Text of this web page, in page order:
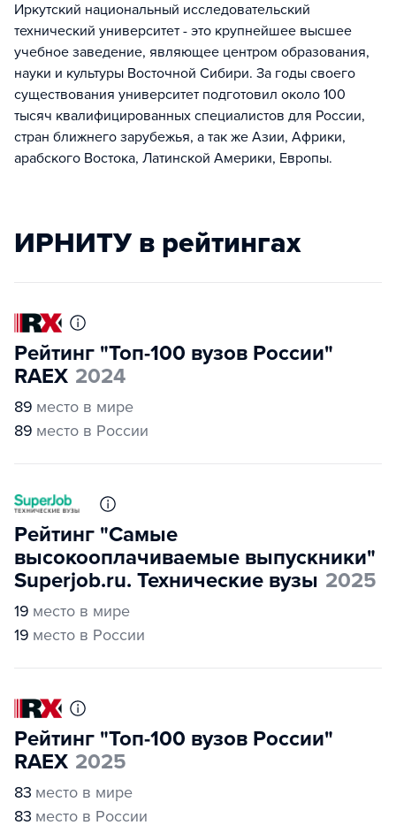
Иркутский национальный исследовательский
технический университет - это крупнейшее высшее
учебное заведение, являющее центром образования,
науки и культуры Восточной Сибири. За годы своего
существования университет подготовил около 100
тысяч квалифицированных специалистов для России,
стран ближнего зарубежья, а так же Азии, Африки,
арабского Востока, Латинской Америки, Европы.
ИРНИТУ в рейтингах
Рейтинг "Топ-100 вузов России"
RAEX 2024
89 место в мире
89 место в России
Рейтинг "Самые
высокооплачиваемые выпускники"
Superjob.ru. Технические вузы 2025
19 место в мире
19 место в России
Рейтинг "Топ-100 вузов России"
RAEX 2025
83 место в мире
83 место в России